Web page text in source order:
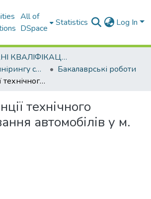
All of
DSpace
Statistics Log In
ВИПУСКНІ КВАЛІФІКАЦІЙНІ РОБОТИ
Кафедра інжинірингу систем автомобільного транспорту
Бакалаврські роботи
Проект станції технічного обслуговування автомобілів у м. Харкові
технічного
автомобілів у м.